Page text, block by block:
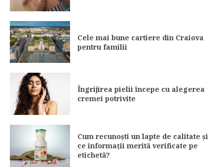
Cele mai bune cartiere din Craiova
pentru familii
Îngrijirea pielii începe cu alegerea
cremei potrivite
Cum recunoști un lapte de calitate și
ce informații merită verificate pe
etichetă?